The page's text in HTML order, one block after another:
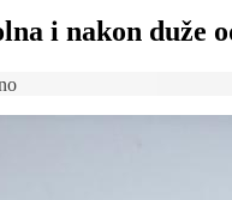
i nakon duže